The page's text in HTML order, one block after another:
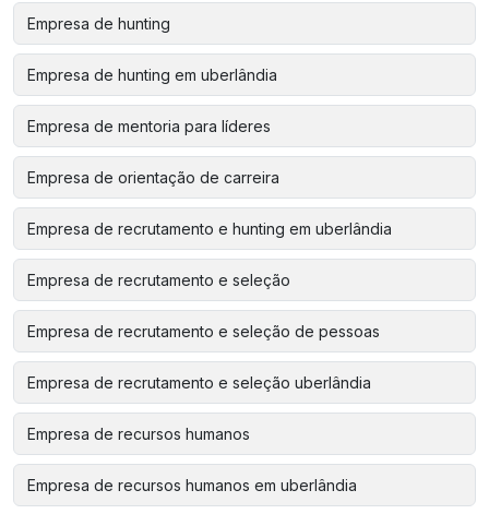
Empresa de hunting
Empresa de hunting em uberlândia
Empresa de mentoria para líderes
Empresa de orientação de carreira
Empresa de recrutamento e hunting em uberlândia
Empresa de recrutamento e seleção
Empresa de recrutamento e seleção de pessoas
Empresa de recrutamento e seleção uberlândia
Empresa de recursos humanos
Empresa de recursos humanos em uberlândia